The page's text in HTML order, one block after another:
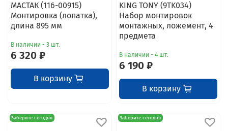
МАСТАК (116-00915)
Монтировка (лопатка),
длина 895 мм
В наличии - 3 шт.
6 320 ₽
В корзину
KING TONY (9TK034)
Набор монтировок
монтажных, ложемент, 4
предмета
В наличии - 4 шт.
6 190 ₽
В корзину
Заберите сегодня Заберите сегодня